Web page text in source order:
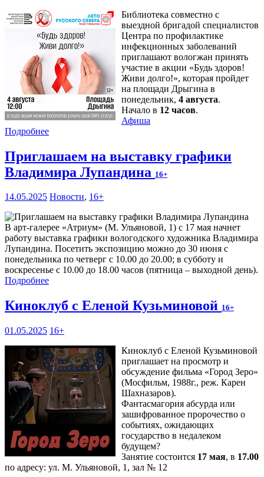
Библиотека совместно с
выездной бригадой специалистов
Центра по профилактике
инфекционных заболеваний
приглашают вологжан принять
участие в акции «Будь здоров!
Живи долго!», которая пройдет
на площади Дрыгина в
понедельник, 4 августа.
Начало в 12 часов.
Афиша
Подробнее
Приглашаем на выставку графики
Владимира Лупандина 16+
14.05.2025 Новости, 16+
В арт-галерее «Атриум» (М. Ульяновой, 1) с 17 мая начнет
работу выставка графики вологодского художника Владимира
Лупандина. Посетить экспозицию можно до 30 июня с
понедельника по четверг с 10.00 до 20.00; в субботу и
воскресенье с 10.00 до 18.00 часов (пятница – выходной день).
Подробнее
Киноклуб с Еленой Кузьминовой 16+
01.05.2025 16+
Киноклуб с Еленой Кузьминовой
приглашает на просмотр и
обсуждение фильма «Город Зеро»
(Мосфильм, 1988г., реж. Карен
Шахназаров).
Фантасмагория абсурда или
зашифрованное пророчество о
событиях, ожидающих
государство в недалеком
будущем?
Занятие состоится 17 мая, в 17.00
по адресу: ул. М. Ульяновой, 1, зал № 12